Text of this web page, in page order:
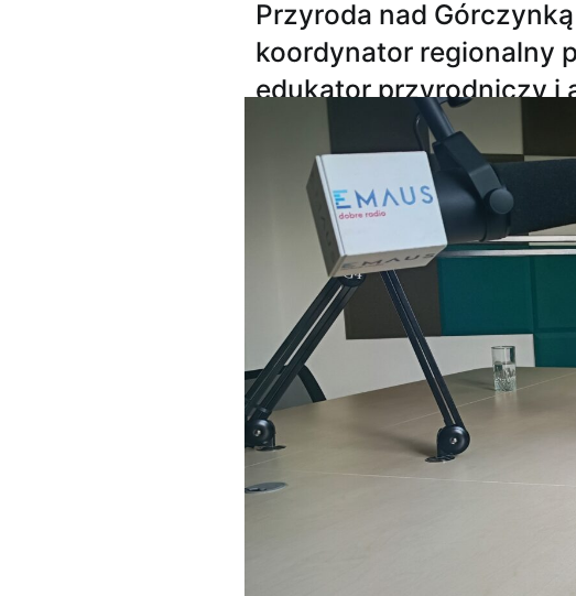
Przyroda nad
koordynator regionalny
edukator przyrodniczy i